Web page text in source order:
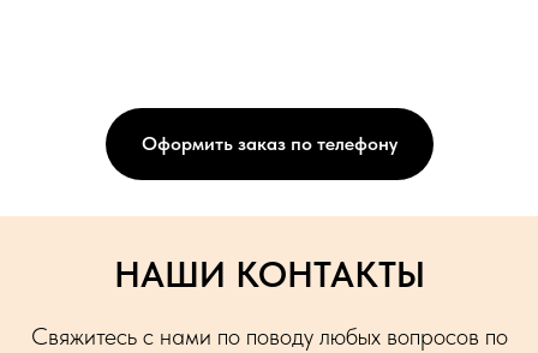
Оформить заказ по телефону
НАШИ КОНТАКТЫ
Свяжитесь с нами по поводу любых вопросов по